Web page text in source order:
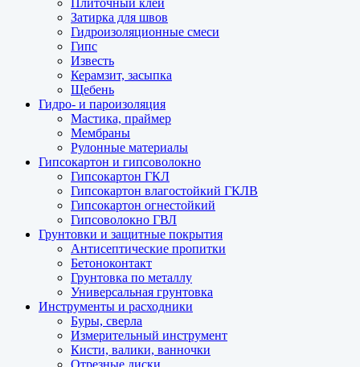
Плиточный клей
Затирка для швов
Гидроизоляционные смеси
Гипс
Известь
Керамзит, засыпка
Щебень
Гидро- и пароизоляция
Мастика, праймер
Мембраны
Рулонные материалы
Гипсокартон и гипсоволокно
Гипсокартон ГКЛ
Гипсокартон влагостойкий ГКЛВ
Гипсокартон огнестойкий
Гипсоволокно ГВЛ
Грунтовки и защитные покрытия
Антисептические пропитки
Бетоноконтакт
Грунтовка по металлу
Универсальная грунтовка
Инструменты и расходники
Буры, сверла
Измерительный инструмент
Кисти, валики, ванночки